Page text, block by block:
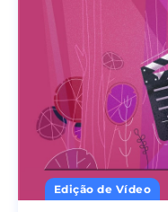
Edição de Vídeo